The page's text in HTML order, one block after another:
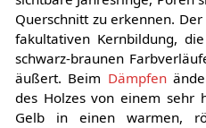
Querschnitt zu erkennen.
fakultativen Kernbildung,
schwarz-braunen
äußert. Beim Dämpfen
des Holzes von einem sehr
Gelb in einen warmen,